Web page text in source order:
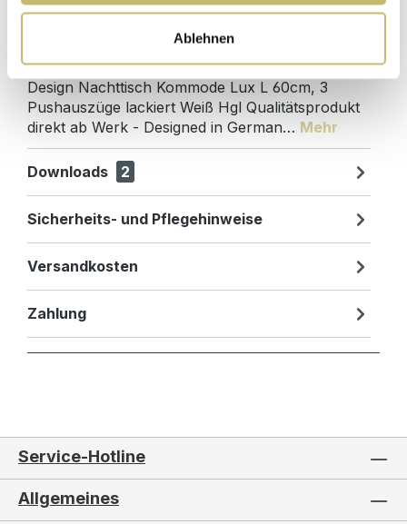
Ablehnen
Produktdetails
Design Nachttisch Kommode Lux L 60cm, 3
Pushauszüge lackiert Weiß Hgl Qualitätsprodukt
direkt ab Werk - Designed in German… Mehr
Downloads 2
Sicherheits- und Pflegehinweise
Versandkosten
Zahlung
Service-Hotline
Allgemeines